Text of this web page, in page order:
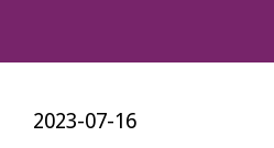
2023-07-16